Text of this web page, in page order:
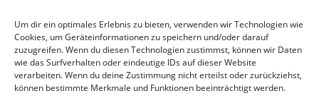
Um dir ein optimales Erlebnis zu bieten, verwenden wir Technologien wie
Cookies, um Geräteinformationen zu speichern und/oder darauf
zuzugreifen. Wenn du diesen Technologien zustimmst, können wir Daten
wie das Surfverhalten oder eindeutige IDs auf dieser Website
verarbeiten. Wenn du deine Zustimmung nicht erteilst oder zurückziehst,
können bestimmte Merkmale und Funktionen beeinträchtigt werden.
Buchmix(1) DVD-Tipp(6)
Essay aus viktorianischer Zeit(2) Fernseh-Tipp(14)
Geburtstag/Todestag (4) Gedanken(4) Hinweis(15)
Interview(5) Mahnwache (2)